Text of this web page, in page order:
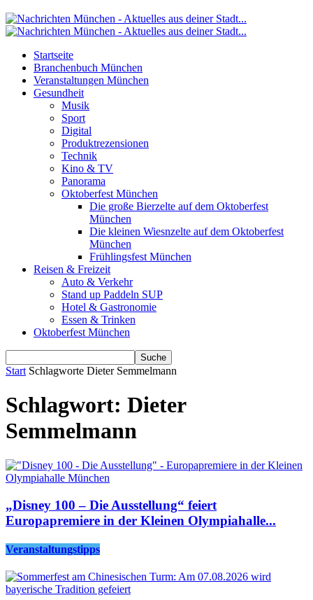
Startseite
Branchenbuch München
Veranstaltungen München
Gesundheit
Musik
Sport
Digital
Produktrezensionen
Technik
Kino & TV
Panorama
Oktoberfest München
Die große Bierzelte auf dem Oktoberfest
München
Die kleinen Wiesnzelte auf dem Oktoberfest
München
Frühlingsfest München
Reisen & Freizeit
Auto & Verkehr
Stand up Paddeln SUP
Hotel & Gastronomie
Essen & Trinken
Oktoberfest München
Start Schlagworte Dieter Semmelmann
Schlagwort: Dieter
Semmelmann
„Disney 100 – Die Ausstellung“ feiert
Europapremiere in der Kleinen Olympiahalle...
Veranstaltungstipps